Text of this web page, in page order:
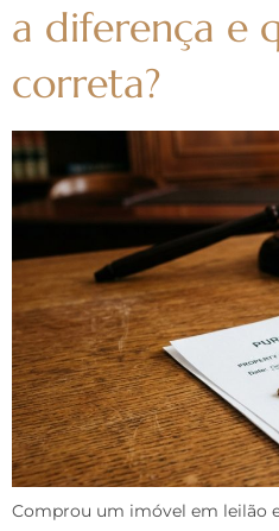
a diferença e
correta?
Comprou um imóvel em leilão